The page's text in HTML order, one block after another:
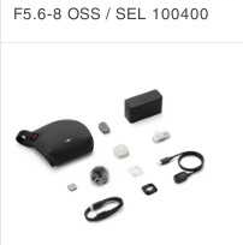
F5.6-8 OSS / SEL 100400